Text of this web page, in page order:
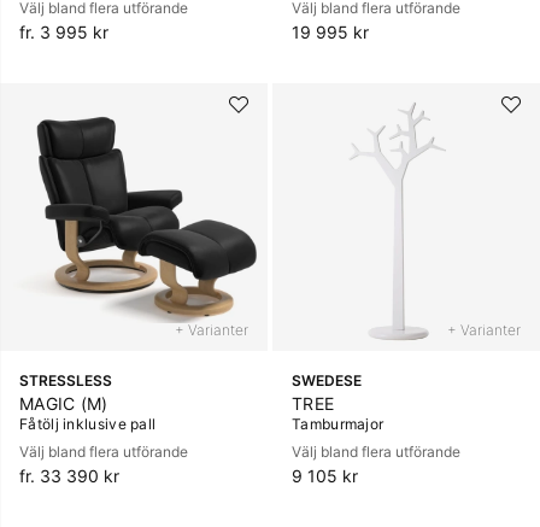
Välj bland flera utförande
fr. 3 995 kr
Välj bland flera utförande
19 995 kr
+ Varianter
STRESSLESS
MAGIC (M)
Fåtölj inklusive pall
Välj bland flera utförande
fr. 33 390 kr
+ Varianter
SWEDESE
TREE
Tamburmajor
Välj bland flera utförande
9 105 kr